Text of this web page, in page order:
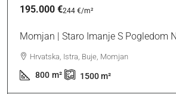
195.000 €244 €/m²
Momjan | Staro Imanje S Pogledom
Hrvatska, Istra, Buje, Momjan
800 m² 1500m²